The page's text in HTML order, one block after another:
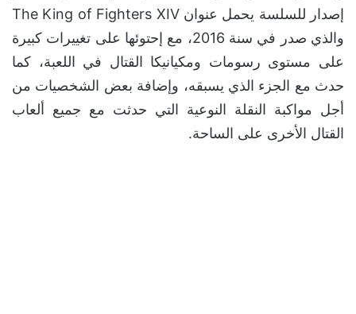
إصدار للسلسة يحمل عنوان The King of Fighters XIV
والذي صدر في سنة 2016، مع إحتوئها على تغييرات كبيرة
على مستوى رسومات ومكيانيكا القتال في اللعبة، كما
حدث مع الجزء الذي يسبقه، وإضافة بعض الشخصيات من
أجل مواكبة النقلة النوعية التي حدثت مع جميع ألعاب
القتال الأخرى على الساحة.